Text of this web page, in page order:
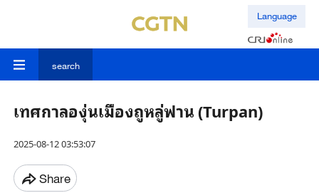
Language
search
เทศกาลองุ่นเมืองถูหลู่ฟาน (Turpan)
2025-08-12 03:53:07
Share